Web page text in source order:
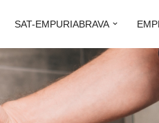
SAT-EMPURIABRAVA